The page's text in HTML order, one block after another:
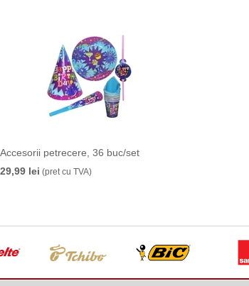
Accesorii petrecere, 36 buc/set
29,99 lei (pret cu TVA)